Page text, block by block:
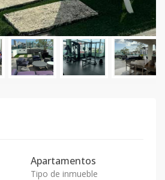
Apartamentos
Tipo de inmueble